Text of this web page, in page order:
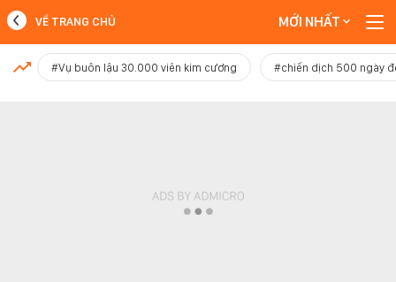
MỚI NHẤT
VỀ TRANG CHỦ MỚI NHẤT
#Vụ buôn lậu 30.000 viên kim cương #chiến dịch 500 ngày